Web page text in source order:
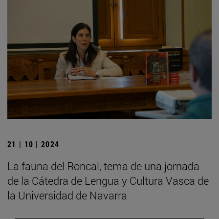
21 | 10 | 2024
La fauna del Roncal, tema de una jornada
de la Cátedra de Lengua y Cultura Vasca de
la Universidad de Navarra